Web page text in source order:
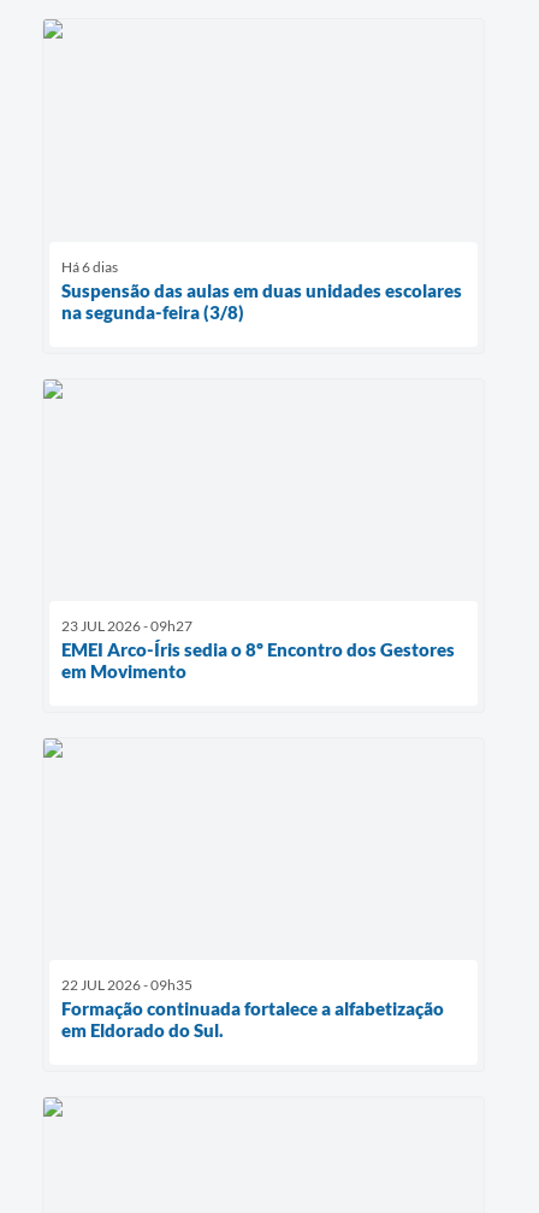
Há 6 dias
Suspensão das aulas em duas unidades escolares
na segunda-feira (3/8)
23 JUL 2026 - 09h27
EMEI Arco-Íris sedia o 8º Encontro dos Gestores
em Movimento
22 JUL 2026 - 09h35
Formação continuada fortalece a alfabetização
em Eldorado do Sul.